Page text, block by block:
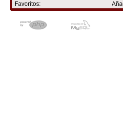
Favoritos: